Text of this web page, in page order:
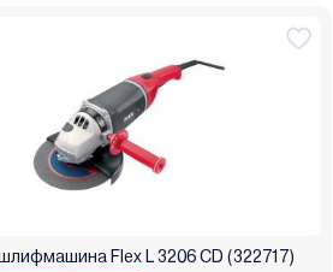
Flex L 3206 CD (322717)